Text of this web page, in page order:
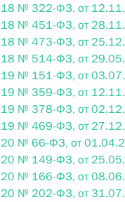
г. № 264-ФЗ
Федерального
1 части 13 статьи
„Об актах
г. № 270-ФЗ
Федерального закона
№ 322-ФЗ, от
№ 451-ФЗ, от
№ 473-ФЗ, от
№ 514-ФЗ, от
№ 151-ФЗ, от
№ 359-ФЗ, от
№ 378-ФЗ, от
№ 469-ФЗ, от
№ 66-ФЗ, от
№ 149-ФЗ, от
№ 166-ФЗ, от
№ 202-ФЗ, от